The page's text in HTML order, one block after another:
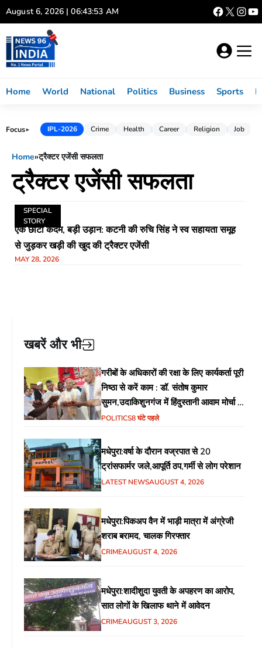
Skip
to
content
August 6, 2026 | 06:43:53 AM
Home World National Politics Business Sports
Focus► IPL-2026 Crime Health Career Religion Job
Home»ट्रैक्टर एजेंसी सफलता
ट्रैक्टर एजेंसी सफलता
SPECIAL
STORY
एक छोटा कदम, बड़ी उड़ान: कटनी की रुचि सिंह ने स्व सहायता समूह
से जुड़कर खड़ी की खुद की ट्रैक्टर एजेंसी
MAY 28, 2026
खबरें और भी
गरीबों के अधिकारों की रक्षा के लिए कार्यकर्ता पूरी
निष्ठा से करें काम : डॉ. संतोष कुमार
सुमन,उदाकिशुनगंज में हिंदुस्तानी आवाम मोर्चा के
गरीब चौपाल में शिक्षा, स्वास्थ्य, रोजगार समेत
POLITICS8 घंटे पहले
मधेपुरा:वर्षा के दौरान वज्रपात से 20
ट्रांसफार्मर जले,आपूर्ति ठप,गर्मी से लोग परेशान
LATEST NEWSAUGUST 4, 2026
मधेपुरा:पिकअप वैन में भाड़ी मात्रा में अंग्रेजी
शराब बरामद, चालक गिरफ्तार
CRIMEAUGUST 4, 2026
मधेपुरा:शादीशुदा युवती के अपहरण का आरोप,
सात लोगों के खिलाफ थाने में आवेदन
CRIMEAUGUST 3, 2026